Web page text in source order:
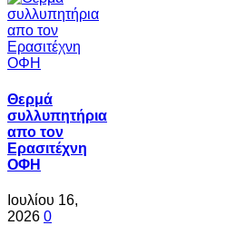
Θερμά
συλλυπητήρια
απο τον
Ερασιτέχνη
ΟΦΗ
Ιουλίου 16,
2026 0